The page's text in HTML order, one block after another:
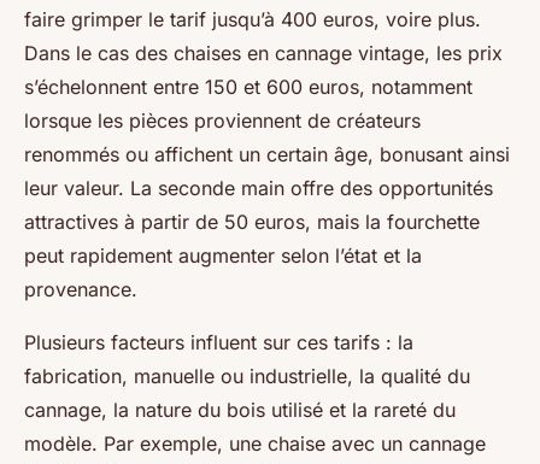
faire grimper le tarif jusqu’à 400 euros, voire plus.
Dans le cas des chaises en cannage vintage, les prix
s’échelonnent entre 150 et 600 euros, notamment
lorsque les pièces proviennent de créateurs
renommés ou affichent un certain âge, bonusant ainsi
leur valeur. La seconde main offre des opportunités
attractives à partir de 50 euros, mais la fourchette
peut rapidement augmenter selon l’état et la
provenance.
Plusieurs facteurs influent sur ces tarifs : la
fabrication, manuelle ou industrielle, la qualité du
cannage, la nature du bois utilisé et la rareté du
modèle. Par exemple, une chaise avec un cannage